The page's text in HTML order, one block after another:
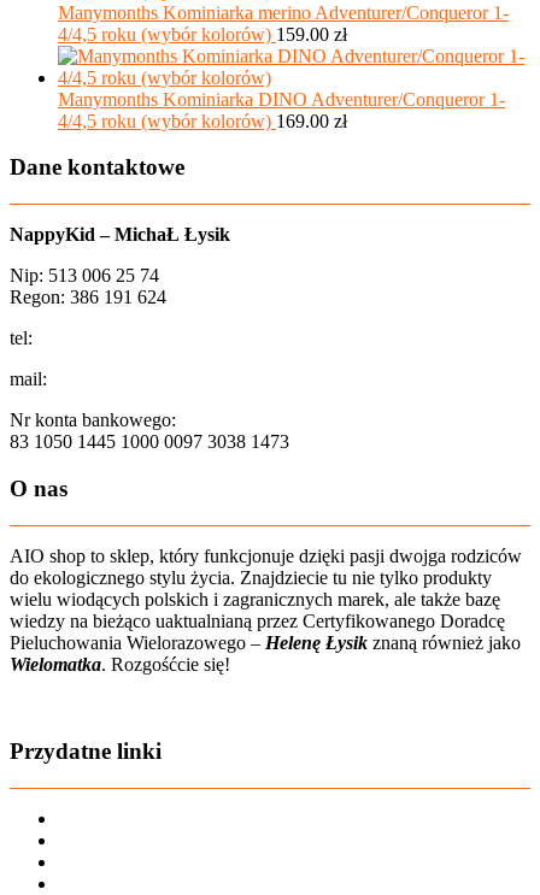
Manymonths Kominiarka merino Adventurer/Conqueror 1-
4/4,5 roku (wybór kolorów) 159.00 zł
Manymonths Kominiarka DINO Adventurer/Conqueror 1-
4/4,5 roku (wybór kolorów) 169.00 zł
Dane kontaktowe
NappyKid – MichaŁ Łysik
Nip: 513 006 25 74
Regon: 386 191 624
tel:
mail:
Nr konta bankowego:
83 1050 1445 1000 0097 3038 1473
O nas
AIO shop to sklep, który funkcjonuje dzięki pasji dwojga rodziców
do ekologicznego stylu życia. Znajdziecie tu nie tylko produkty
wielu wiodących polskich i zagranicznych marek, ale także bazę
wiedzy na bieżąco uaktualnianą przez Certyfikowanego Doradcę
Pieluchowania Wielorazowego – Helenę Łysik znaną również jako
Wielomatka. Rozgośćcie się!
Przydatne linki